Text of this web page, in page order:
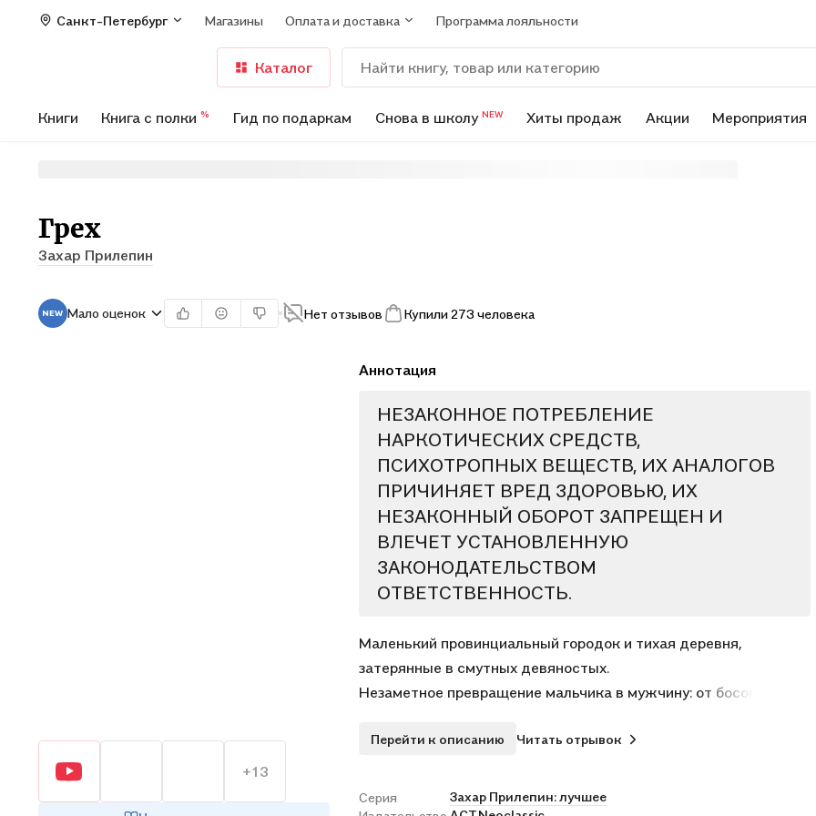
Санкт-Петербург Магазины Оплата и доставка Программа лояльности
Каталог
Книги Книга с полки % Гид по подаркам Снова в школу NEW Хиты продаж Акции Мероприятия
Грех
Захар Прилепин
Мало оценок Нет отзывов Купили 273 человека
+13
Аннотация
НЕЗАКОННОЕ ПОТРЕБЛЕНИЕ
НАРКОТИЧЕСКИХ СРЕДСТВ,
ПСИХОТРОПНЫХ ВЕЩЕСТВ, ИХ АНАЛОГОВ
ПРИЧИНЯЕТ ВРЕД ЗДОРОВЬЮ, ИХ
НЕЗАКОННЫЙ ОБОРОТ ЗАПРЕЩЕН И
ВЛЕЧЕТ УСТАНОВЛЕННУЮ
ЗАКОНОДАТЕЛЬСТВОМ
ОТВЕТСТВЕННОСТЬ.
Маленький провинциальный городок и тихая деревня,
затерянные в смутных девяностых.
Незаметное превращение мальчика в мужчину: от босоногого
нежной и хрупкой юности с первой безответной любовью, к
— с ответственностью уже за своих детей и свою женщину.
Перейти к описанию Читать отрывок
Серия
Захар Прилепин: лучшее